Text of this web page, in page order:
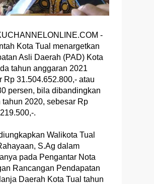
-
Kota Tual menargetkan
Asli Daerah (PAD) Kota
tahun anggaran 2021
Rp 31.504.652.800,- atau
persen, bila dibandingkan
tahun 2020, sebesar Rp
.
Walikota Tual
S.Ag dalam
pada Pengantar Nota
Rancangan Pendapatan
Daerah Kota Tual tahun